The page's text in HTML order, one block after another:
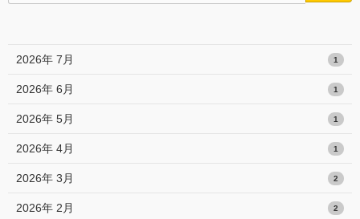
2026年 7月 1
2026年 6月 1
2026年 5月 1
2026年 4月 1
2026年 3月 2
2026年 2月 2